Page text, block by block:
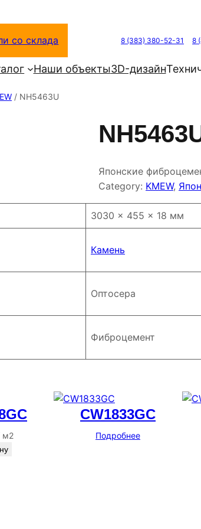
со склада 8 (383) 380-52-31 8
Наши объекты3D-дизайн
/ NH5463U
Японские
Category: KMEW,
3030 × 455 × 18 мм
Камень
Оптосера
Фиброцемент
м2
CW1833GC
Подробнее